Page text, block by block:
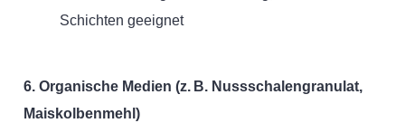
Schichten geeignet
6. Organische Medien (z. B. Nussschalengranulat,
Maiskolbenmehl)